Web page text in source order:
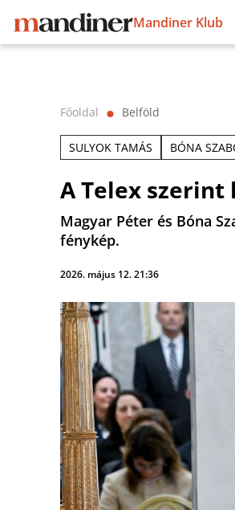
Mandiner Klub
Főoldal ⬤ Belföld
SULYOK TAMÁS BÓNA
A Telex
Magyar Péter és Bóna
fénykép.
2026. május 12. 21:36